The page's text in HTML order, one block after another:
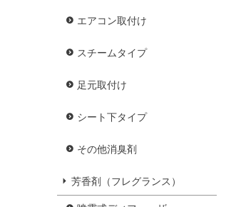
エアコン取付け
スチームタイプ
足元取付け
シート下タイプ
その他消臭剤
芳香剤（フレグランス）